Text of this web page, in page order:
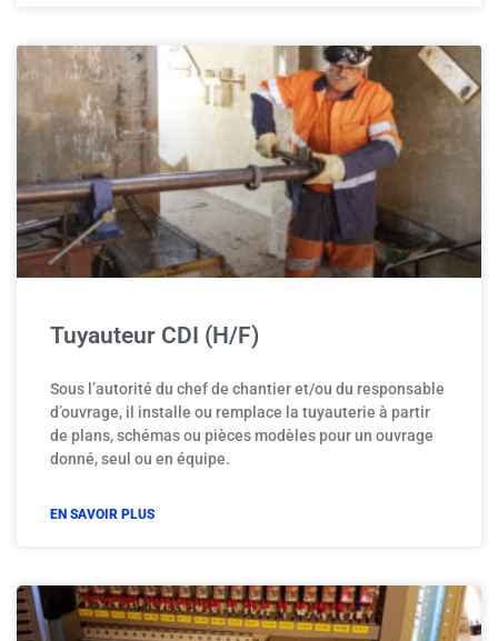
Tuyauteur CDI (H/F)
Sous l’autorité du chef de chantier et/ou du responsable
d’ouvrage, il installe ou remplace la tuyauterie à partir
de plans, schémas ou pièces modèles pour un ouvrage
donné, seul ou en équipe.
EN SAVOIR PLUS